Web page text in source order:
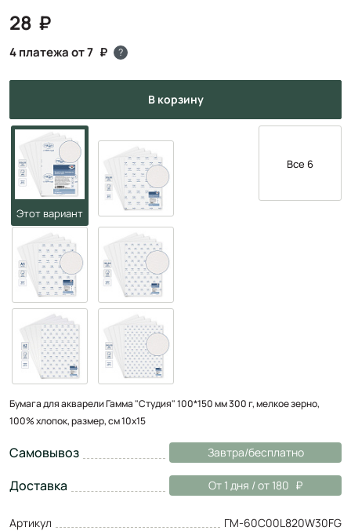
28
4 платежа от 7 ?
в корзину
Все 6
Бумага для акварели Гамма "Студия" 100*150 мм 300 г, мелкое зерно,
100% хлопок, размер, см 10х15
Самовывоз Завтра/бесплатно
Доставка От 1 дня / от 180
Артикул
ГМ-60C00L820W30FG